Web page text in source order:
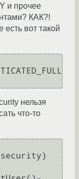
и прочее
КАК?!
вот такой
нельзя
что-то